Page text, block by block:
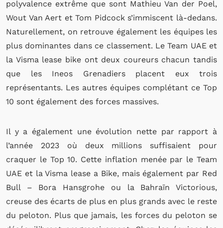
polyvalence extrême que sont Mathieu Van der Poel,
Wout Van Aert et Tom Pidcock s’immiscent là-dedans.
Naturellement, on retrouve également les équipes les
plus dominantes dans ce classement. Le Team UAE et
la Visma lease bike ont deux coureurs chacun tandis
que les Ineos Grenadiers placent eux trois
représentants. Les autres équipes complétant ce Top
10 sont également des forces massives.
Il y a également une évolution nette par rapport à
l’année 2023 où deux millions suffisaient pour
craquer le Top 10. Cette inflation menée par le Team
UAE et la Visma lease a Bike, mais également par Red
Bull – Bora Hansgrohe ou la Bahraïn Victorious,
creuse des écarts de plus en plus grands avec le reste
du peloton. Plus que jamais, les forces du peloton se